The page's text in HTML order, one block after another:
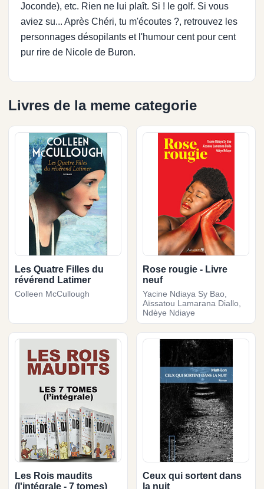
Joconde), etc. Rien ne lui plaît. Si ! le golf. Si vous
aviez su... Après Chéri, tu m'écoutes ?, retrouvez les
personnages désopilants et l'humour cent pour cent
pur rire de Nicole de Buron.
Livres de la meme categorie
Les Quatre Filles du
révérend Latimer
Colleen McCullough
Rose rougie - Livre
neuf
Yacine Ndiaya Sy Bao,
Aïssatou Lamarana Diallo,
Ndèye Ndiaye
Les Rois maudits
(l'intégrale - 7 tomes)
Ceux qui sortent dans
la nuit